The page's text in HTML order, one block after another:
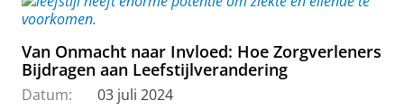
Van Onmacht naar Invloed: Hoe Zorgverleners
Bijdragen aan Leefstijlverandering
Datum:
03 juli 2024